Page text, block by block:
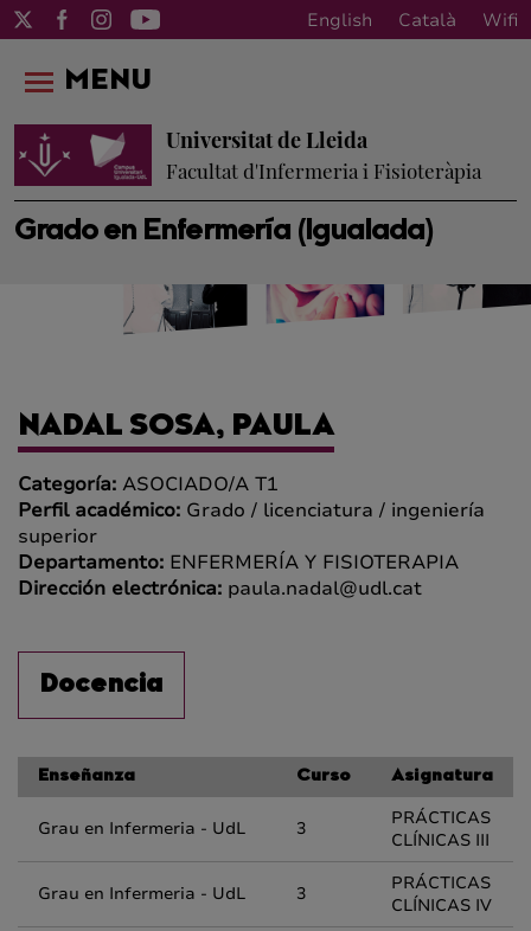
English Català Wifi
Grado en Enfermería (Igualada)
Universitat de Lleida
Facultat d'Infermeria i Fisioteràpia
MENU
NADAL SOSA, PAULA
Categoría: ASOCIADO/A T1
Perfil académico: Grado / licenciatura / ingeniería
superior
Departamento: ENFERMERÍA Y FISIOTERAPIA
Dirección electrónica: paula.nadal@udl.cat
Docencia
Enseñanza Curso Asignatura
Grau en Infermeria - UdL 3
PRÁCTICAS
CLÍNICAS III
Grau en Infermeria - UdL 3
PRÁCTICAS
CLÍNICAS IV